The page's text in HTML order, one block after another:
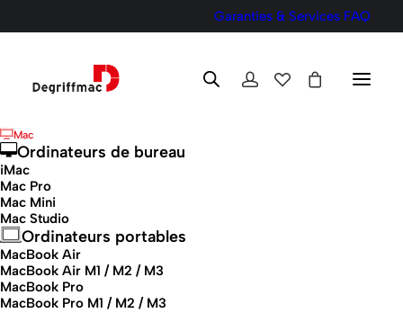
Garanties & Services FAQ
Mac
Ordinateurs de bureau
iMac
Mac Pro
Mac Mini
Mac Studio
Ordinateurs portables
MacBook Air
MacBook Air M1 / M2 / M3
MacBook Pro
MacBook Pro M1 / M2 / M3
MacBook Pro M1 / M2 /
M3